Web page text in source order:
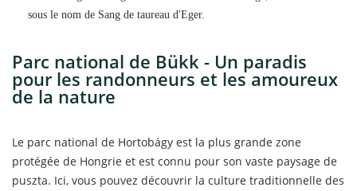
sous le nom de Sang de taureau d'Eger.
Parc national de Bükk - Un paradis
pour les randonneurs et les amoureux
de la nature
Le parc national de Hortobágy est la plus grande zone
protégée de Hongrie et est connu pour son vaste paysage de
puszta. Ici, vous pouvez découvrir la culture traditionnelle des